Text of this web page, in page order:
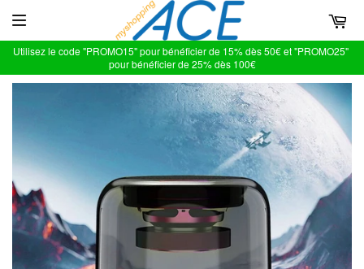
Utilisez le code "PROMO15" pour bénéficier de 15% dès 50€ et "PROMO25"
pour bénéficier de 25% dès 100€